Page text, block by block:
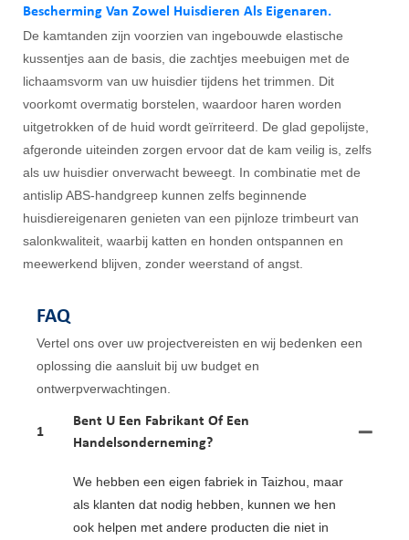
Bescherming Van Zowel Huisdieren Als Eigenaren.
De kamtanden zijn voorzien van ingebouwde elastische
kussentjes aan de basis, die zachtjes meebuigen met de
lichaamsvorm van uw huisdier tijdens het trimmen. Dit
voorkomt overmatig borstelen, waardoor haren worden
uitgetrokken of de huid wordt geïrriteerd. De glad gepolijste,
afgeronde uiteinden zorgen ervoor dat de kam veilig is, zelfs
als uw huisdier onverwacht beweegt. In combinatie met de
antislip ABS-handgreep kunnen zelfs beginnende
huisdiereigenaren genieten van een pijnloze trimbeurt van
salonkwaliteit, waarbij katten en honden ontspannen en
meewerkend blijven, zonder weerstand of angst.
FAQ
Vertel ons over uw projectvereisten en wij bedenken een
oplossing die aansluit bij uw budget en
ontwerpverwachtingen.
1
Bent U Een Fabrikant Of Een
Handelsonderneming?
We hebben een eigen fabriek in Taizhou, maar
als klanten dat nodig hebben, kunnen we hen
ook helpen met andere producten die niet in